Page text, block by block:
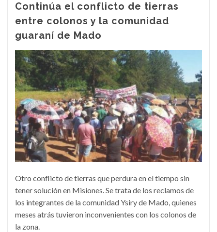
Continúa el conflicto de tierras
entre colonos y la comunidad
guaraní de Mado
Otro conflicto de tierras que perdura en el tiempo sin
tener solución en Misiones. Se trata de los reclamos de
los integrantes de la comunidad Ysiry de Mado, quienes
meses atrás tuvieron inconvenientes con los colonos de
la zona.